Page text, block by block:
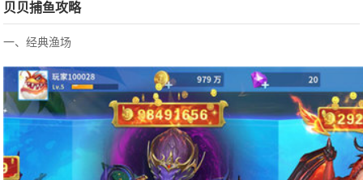
贝贝捕鱼攻略
一、经典渔场